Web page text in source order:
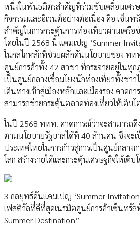
หนึ่งในพันธมิตรสำคัญที่ร่วมขับเคลื่อนเศร
กิจกรรมและอีเวนต์อย่างต่อเนื่อง คือ เซ็น
สำคัญในการกระตุ้นการท่องเที่ยวผ่านเครื
โดยในปี 2568 นี้ แคมเปญ ‘Summer
ในกลไกหลักที่ช่วยผลักดันนโยบายของ ทท
ศูนย์การค้าทั้ง 42 สาขา ที่กระจายอยู่ในทุ
เป็นศูนย์กลางเชื่อมโยงนักท่องเที่ยวทั้งชา
เดินทางเข้าสู่เมืองหลักและเมืองรอง คาดก
สามารถช่วยกระตุ้นตลาดท่องเที่ยวให้เติบ
ในปี 2568 ททท. คาดการณ์ว่าจะสามารถ
ตามนโยบายรัฐบาลได้ที่ 40 ล้านคน ซึ่งจะ
ประเทศไทยในการก้าวสู่การเป็นศูนย์กลาง
โลก สร้างรายได้และกระตุ้นเศรษฐกิจให้เติบ
3 กลยุทธ์ดันแคมเปญ ‘Summer
เฟสติวัลที่ดีที่สุดเนรมิตศูนย์การค้าเซ็นทรัล
Summer Destination”